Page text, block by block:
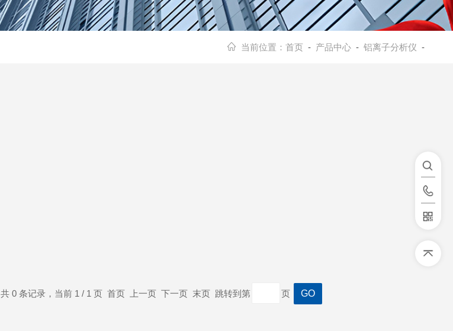
当前位置： 首页 - 产品中心- 铝离子分析仪 -
共 0 条记录，当前 1 / 1 页 首页 上一页 下一页 末页 跳转到第 页